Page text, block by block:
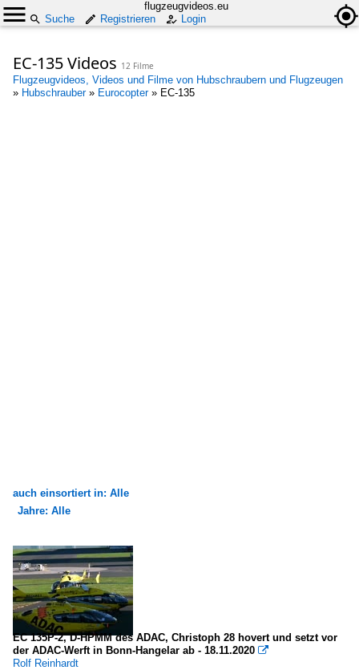
flugzeugvideos.eu
Suche
Registrieren Login
EC-135 Videos 12 Filme
Flugzeugvideos, Videos und Filme von Hubschraubern und Flugzeugen
» Hubschrauber» Eurocopter» EC-135
auch einsortiert in: Alle
Fluggesellschaften
Europa
ADAC Luftrettung
DRF (Deutsche Rettungsflugwacht)
Jahre: Alle
Alle Jahre
2000
2008
2009
EC 135P-2, D-HPMM des ADAC, Christoph 28 hovert und setzt vor
der ADAC-Werft in Bonn-Hangelar ab - 18.11.2020 
Rolf Reinhardt